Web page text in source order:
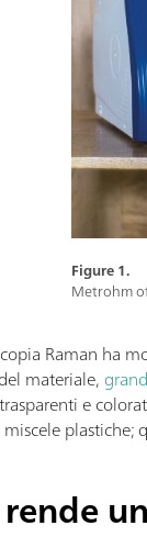
Figure 1.
Metrohm
Raman ha
materiale,
e
plastiche;